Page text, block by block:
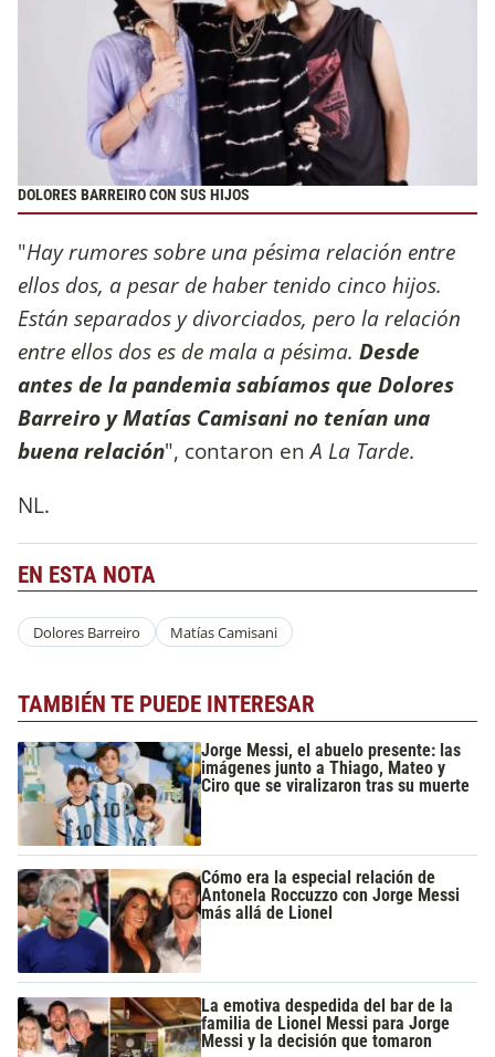
DOLORES BARREIRO CON SUS HIJOS
"Hay rumores sobre una pésima relación entre
ellos dos, a pesar de haber tenido cinco hijos.
Están separados y divorciados, pero la relación
entre ellos dos es de mala a pésima. Desde
antes de la pandemia sabíamos que Dolores
Barreiro y Matías Camisani no tenían una
buena relación", contaron enA La Tarde.
NL.
EN ESTA NOTA
Dolores Barreiro Matías Camisani
TAMBIÉN TE PUEDE INTERESAR
Jorge Messi, el abuelo presente: las
imágenes junto a Thiago, Mateo y
Ciro que se viralizaron tras su muerte
Cómo era la especial relación de
Antonela Roccuzzo con Jorge Messi
más allá de Lionel
La emotiva despedida del bar de la
familia de Lionel Messi para Jorge
Messi y la decisión que tomaron